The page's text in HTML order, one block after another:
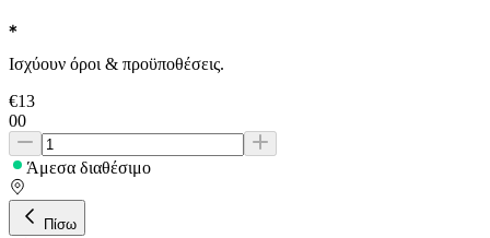
Ισχύουν όροι & προϋποθέσεις.
€13
00
Άμεσα διαθέσιμο
Πίσω